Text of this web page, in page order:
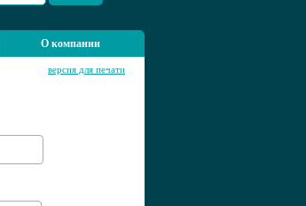
О компании
версия для печати